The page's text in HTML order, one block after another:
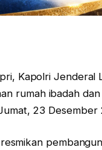
Kapolri Jenderal
rumah ibadah
23 Desember